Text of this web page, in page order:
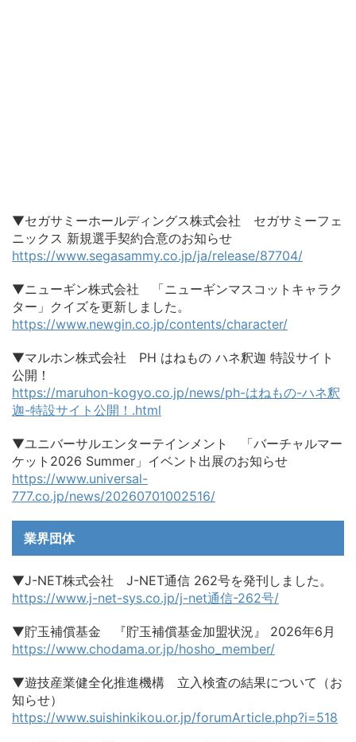
▼セガサミーホールディングス株式会社 セガサミーフェ
ニックス 新規選手契約合意のお知らせ
https://www.segasammy.co.jp/ja/release/87704/
▼ニューギン株式会社 「ニューギンマスコットキャラク
ター」クイズを更新しました。
https://www.newgin.co.jp/contents/character/
▼マルホン株式会社 PH はねもの ハネ釈迦 特設サイト
公開！
https://maruhon-kogyo.co.jp/news/ph-はねもの-ハネ釈
迦-特設サイト公開！.html
▼ユニバーサルエンターテインメント 「バーチャルマー
ケット2026 Summer」イベント出展のお知らせ
https://www.universal-
777.co.jp/news/20260701002516/
業界団体
▼J-NET株式会社 J-NET通信 262号を発刊しました。
https://www.j-net-sys.co.jp/j-net通信-262号/
▼貯玉補償基金 『貯玉補償基金加盟状況』 2026年6月
https://www.chodama.or.jp/hosho_member/
▼遊技産業健全化推進機構 立入検査の結果について（お
知らせ）
https://www.suishinkikou.or.jp/forumArticle.php?i=518